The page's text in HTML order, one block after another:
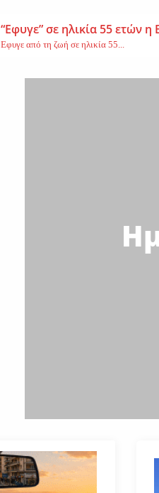
“Εφυγε” σε ηλικία 55 ετών
Εφυγε από τη ζωή σε ηλικία 55...
Βοιωτία: Νεκρός ο